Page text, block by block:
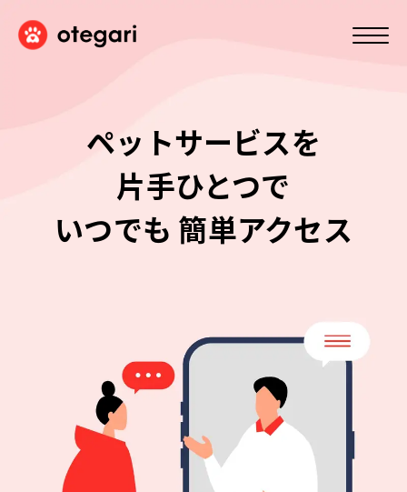
ペットサービスを
片手ひとつで
いつでも 簡単アクセス